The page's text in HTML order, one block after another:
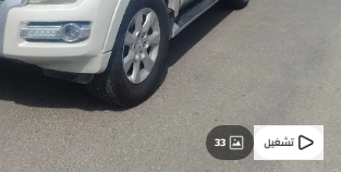
33